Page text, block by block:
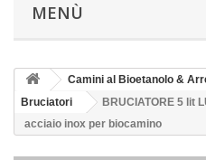
MENÙ
Camini al Bioetanolo &
Bruciatori
BRUCIATORE 5 lit
acciaio inox per biocamino